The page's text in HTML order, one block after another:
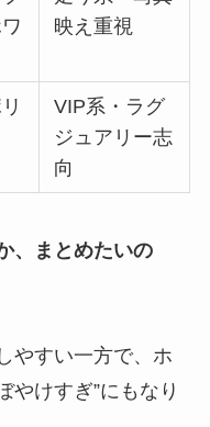
映え重視
VIP系・ラグ
ジュアリー志
向
、まとめたいの
やすい一方で、ホ
やけすぎ”にもなり